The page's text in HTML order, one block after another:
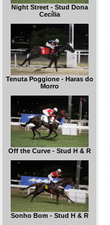
Night Street - Stud Dona
Cecília
Tenuta Poggione - Haras do
Morro
Off the Curve - Stud H & R
Sonho Bom - Stud H & R